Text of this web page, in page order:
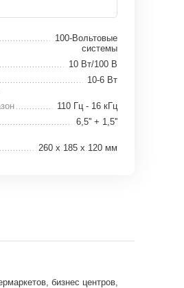
100-Вольтовые
системы
10 Вт/100 В
10-6 Вт
110 Гц - 16 кГц
6,5'' + 1,5''
260 x 185 x 120 мм
бизнес центров,